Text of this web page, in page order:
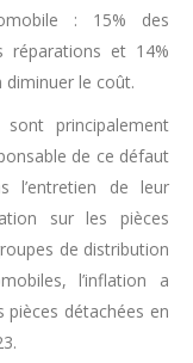
: 15% des
réparations et 14%
le coût.
principalement
de ce défaut
l’entretien de leur
sur les pièces
de distribution
l’inflation a
pièces détachées en